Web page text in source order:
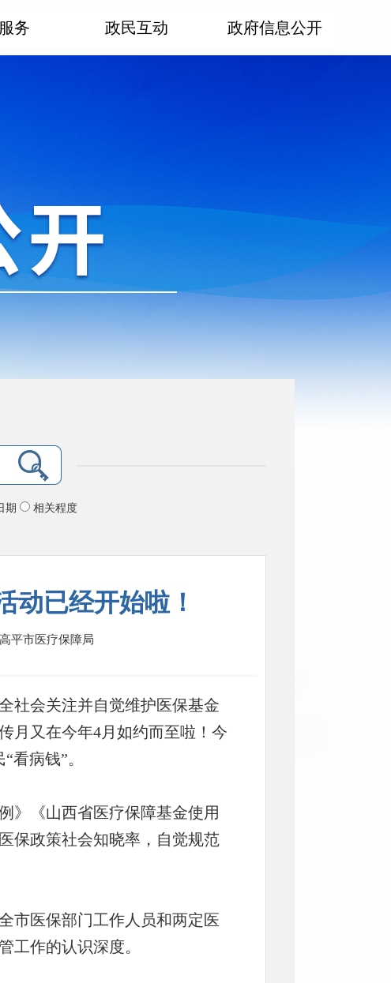
务 政民互动 政府信息公开
期 相关程度
动已经开始啦！
高平市医疗保障局
社会关注并自觉维护医保基金
月又在今年4月如约而至啦！今
看病钱”。
》《山西省医疗保障基金使用
保政策社会知晓率，自觉规范
市医保部门工作人员和两定医
工作的认识深度。